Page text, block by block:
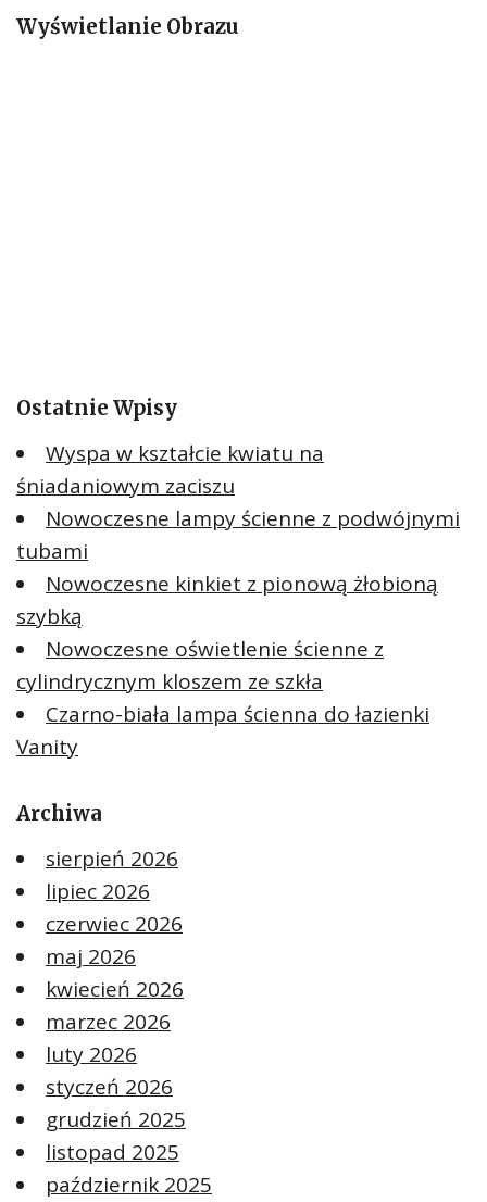
jWyświetlanie Obrazu
Ostatnie Wpisy
Wyspa w kształcie kwiatu na
śniadaniowym zaciszu
Nowoczesne lampy ścienne z podwójnymi
tubami
Nowoczesne kinkiet z pionową żłobioną
szybką
Nowoczesne oświetlenie ścienne z
cylindrycznym kloszem ze szkła
Czarno-biała lampa ścienna do łazienki
Vanity
Archiwa
sierpień 2026
lipiec 2026
czerwiec 2026
maj 2026
kwiecień 2026
marzec 2026
luty 2026
styczeń 2026
grudzień 2025
listopad 2025
październik 2025